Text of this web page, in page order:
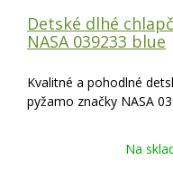
Detské dlhé
NASA 039233 blue
Kvalitné a pohodlné
pyžamo značky NASA
Na